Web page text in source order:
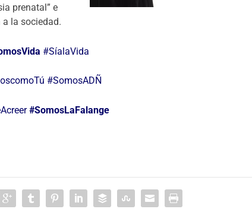
prenatal” e
la sociedad.
#SíalaVida
#SomosADÑ
#SomosLaFalange